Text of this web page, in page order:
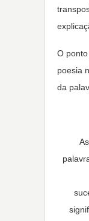
O
poesia
da